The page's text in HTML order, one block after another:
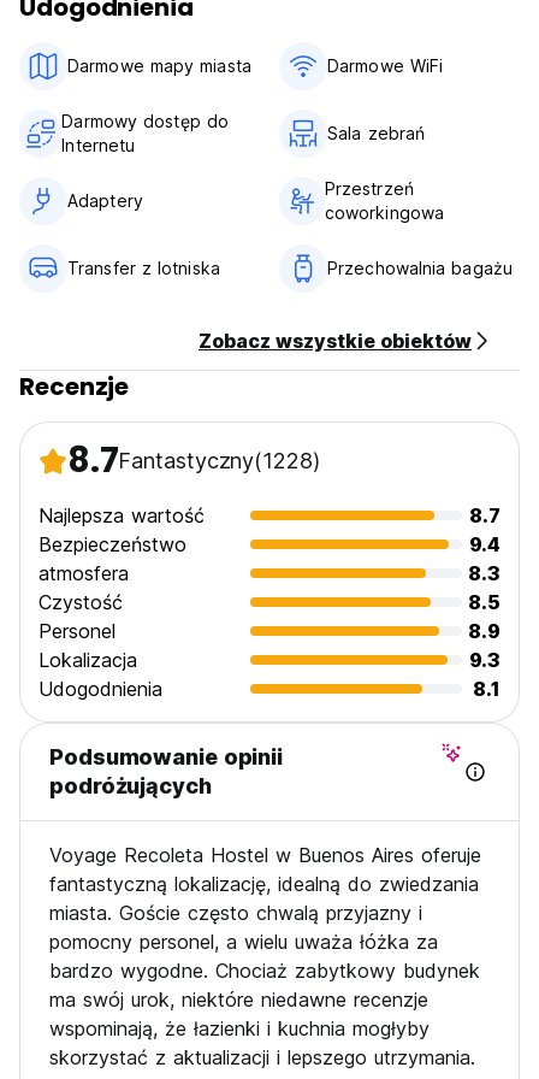
Zasady oraz warunki Voyage Recoleta Hostelu
Zameldowanie o godzinie 14
Wymeldowanie o godzinie 11
Płatność z góry gotówką
Wszystkie dodatkowe opłaty uwzględnione
Odstąpienie od rezerwacji 72 godziny przed przyjazdem
Śniadanie nie jest wliczone
Brak “godziny policyjnej”.
Udogodnienia
Darmowe mapy miasta Darmowe WiFi
Darmowy dostęp do
Internetu
Sala zebrań
Adaptery
Przestrzeń
coworkingowa
Transfer z lotniska Przechowalnia bagażu
Zobacz wszystkie obiektów
Recenzje
8.7Fantastyczny(1228)
Najlepsza wartość
8.7
Bezpieczeństwo
9.4
atmosfera
8.3
Czystość
8.5
Personel
8.9
Lokalizacja
9.3
Udogodnienia
8.1
Podsumowanie opinii
podróżujących
Voyage Recoleta Hostel w Buenos Aires oferuje
fantastyczną lokalizację, idealną do zwiedzania
miasta. Goście często chwalą przyjazny i
pomocny personel, a wielu uważa łóżka za
bardzo wygodne. Chociaż zabytkowy budynek
ma swój urok, niektóre niedawne recenzje
wspominają, że łazienki i kuchnia mogłyby
skorzystać z aktualizacji i lepszego utrzymania.